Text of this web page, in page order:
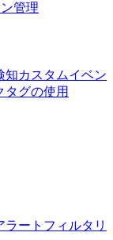
管理
知カスタムイベン
タグの使用
ラートフィルタリ